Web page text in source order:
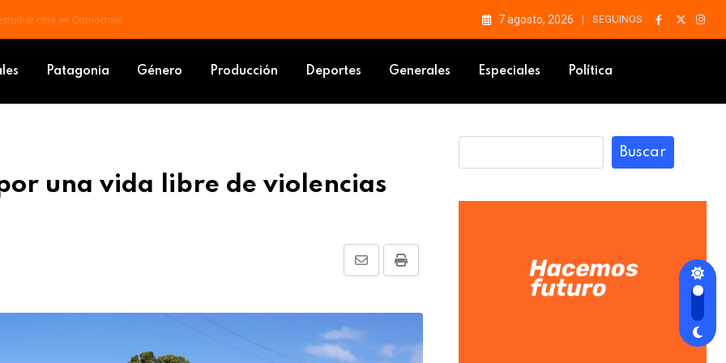
piden que las mejoras vayan al salario básico 7 agosto, 2026 SEGUINOS :
Patagonia Género Producción Deportes Generales Especiales Política
una vida libre de violencias
Print
Share
Email
Buscar